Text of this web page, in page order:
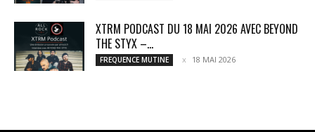
XTRM PODCAST DU 18 MAI 2026 AVEC BEYOND
THE STYX –...
FREQUENCE MUTINE 18 MAI 2026